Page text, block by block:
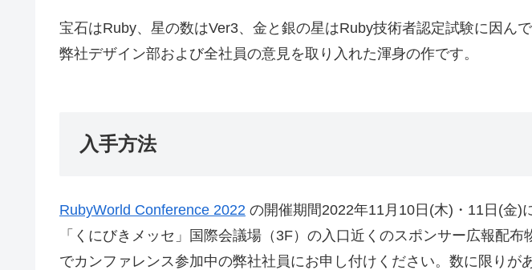
宝石はRuby、星の数はVer3、金と銀の星はRuby技術者認定試験に因んで
弊社デザイン部および全社員の意見を取り入れた渾身の作です。
入手方法
RubyWorld Conference 2022 の開催期間2022年11月10日(木)・11日(金)
「くにびきメッセ」国際会議場（3F）の入口近くのスポンサー広報配
でカンファレンス参加中の弊社社員にお申し付けください。数に限りが